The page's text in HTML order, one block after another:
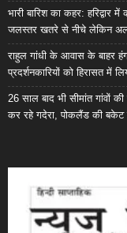
भारी बारिश का कहर: हरिद्वार
जलस्तर खतरे से नीचे लेकिन
राहुल गांधी के आवास के बाहर
प्रदर्शनकारियों को हिरासत में
26 साल बाद भी सीमांत गांवों
कर रहे गदेरा, पोकलैंड की बकेट